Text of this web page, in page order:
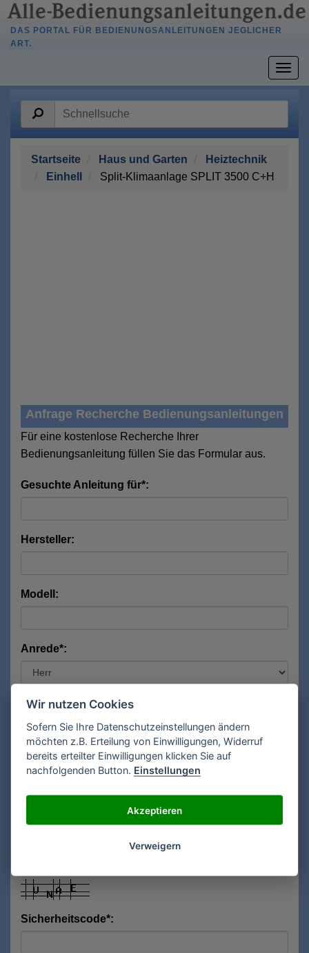
DAS PORTAL FÜR BEDIENUNGSANLEITUNGEN JEGLICHER
ART.
Startseite Haus und Garten
Heiztechnik
Einhell
Split-Klimaanlage SPLIT 3500 C+H
Anfrage Recherche Bedienungsanleitungen
Für eine kostenlose Recherche Ihrer
Bedienungsanleitung füllen Sie das Formular aus.
Gesuchte Anleitung für*:
Hersteller:
Modell:
Anrede*:
Vorname*:
Nachname*:
Sicherheitscode*:
Wir nutzen Cookies
Sofern Sie Ihre Datenschutzeinstellungen ändern
möchten z.B. Erteilung von Einwilligungen, Widerruf
bereits erteilter Einwilligungen klicken Sie auf
nachfolgenden Button. Einstellungen
Akzeptieren
Verweigern